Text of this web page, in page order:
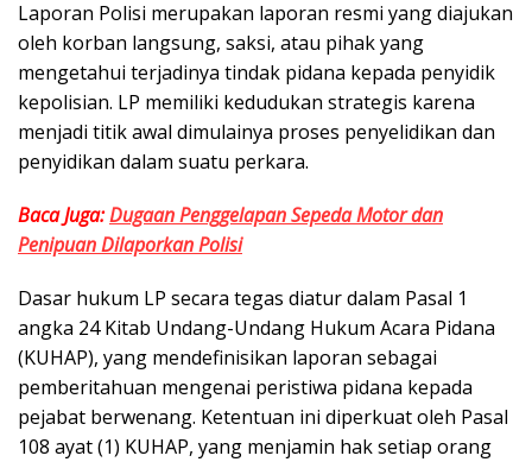
Laporan Polisi merupakan laporan resmi yang diajukan
oleh korban langsung, saksi, atau pihak yang
mengetahui terjadinya tindak pidana kepada penyidik
kepolisian. LP memiliki kedudukan strategis karena
menjadi titik awal dimulainya proses penyelidikan dan
penyidikan dalam suatu perkara.
Baca Juga:Dugaan Penggelapan Sepeda Motor dan
Penipuan Dilaporkan Polisi
Dasar hukum LP secara tegas diatur dalam Pasal 1
angka 24 Kitab Undang-Undang Hukum Acara Pidana
(KUHAP), yang mendefinisikan laporan sebagai
pemberitahuan mengenai peristiwa pidana kepada
pejabat berwenang. Ketentuan ini diperkuat oleh Pasal
108 ayat (1) KUHAP, yang menjamin hak setiap orang